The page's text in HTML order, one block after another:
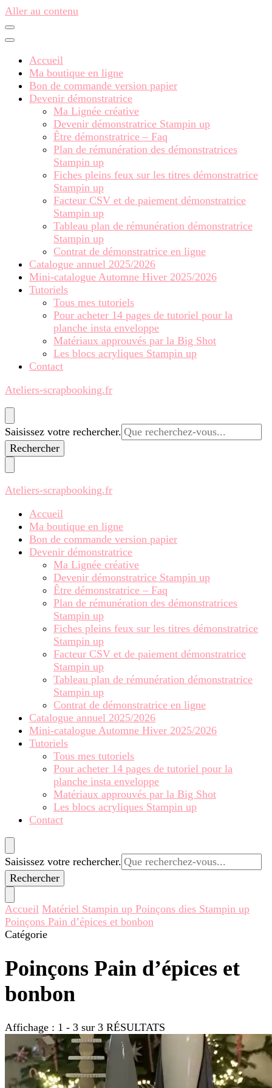
Aller au contenu
Accueil
Ma boutique en ligne
Bon de commande version papier
Devenir démonstratrice
Ma Lignée créative
Devenir démonstratrice Stampin up
Être démonstratrice – Faq
Plan de rémunération des démonstratrices
Stampin up
Fiches pleins feux sur les titres démonstratrice
Stampin up
Facteur CSV et de paiement démonstratrice
Stampin up
Tableau plan de rémunération démonstratrice
Stampin up
Contrat de démonstratrice en ligne
Catalogue annuel 2025/2026
Mini-catalogue Automne Hiver 2025/2026
Tutoriels
Tous mes tutoriels
Pour acheter 14 pages de tutoriel pour la
planche insta enveloppe
Matériaux approuvés par la Big Shot
Les blocs acryliques Stampin up
Contact
Ateliers-scrapbooking.fr
Vous
recherchiez
quelque
Saisissez votre rechercher.
Ateliers-scrapbooking.fr
Accueil
Ma boutique en ligne
Bon de commande version papier
Devenir démonstratrice
Ma Lignée créative
Devenir démonstratrice Stampin up
Être démonstratrice – Faq
Plan de rémunération des démonstratrices
Stampin up
Fiches pleins feux sur les titres démonstratrice
Stampin up
Facteur CSV et de paiement démonstratrice
Stampin up
Tableau plan de rémunération démonstratrice
Stampin up
Contrat de démonstratrice en ligne
Catalogue annuel 2025/2026
Mini-catalogue Automne Hiver 2025/2026
Tutoriels
Tous mes tutoriels
Pour acheter 14 pages de tutoriel pour la
planche insta enveloppe
Matériaux approuvés par la Big Shot
Les blocs acryliques Stampin up
Contact
Vous
recherchiez
quelque
Saisissez votre rechercher.
Accueil Matériel Stampin up Poinçons dies Stampin up
Poinçons Pain d’épices et bonbon
Catégorie
Poinçons Pain d’épices et
bonbon
Affichage : 1 - 3 sur 3 RÉSULTATS